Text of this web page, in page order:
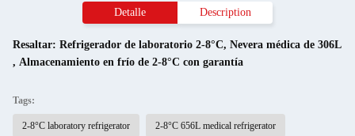
Detalle Description
Resaltar: Refrigerador de laboratorio 2-8°C, Nevera médica de 306L
, Almacenamiento en frío de 2-8°C con garantía
Tags:
2-8°C laboratory refrigerator 2-8°C 656L medical refrigerator